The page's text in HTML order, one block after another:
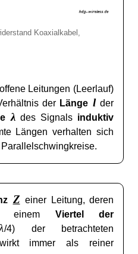
Koaxialkabel,
Leitungen (Leerlauf)
der Länge l der
λ des Signals induktiv
Längen verhalten sich
Z einer Leitung, deren
einem Viertel der
/4) der betrachteten
immer als reiner